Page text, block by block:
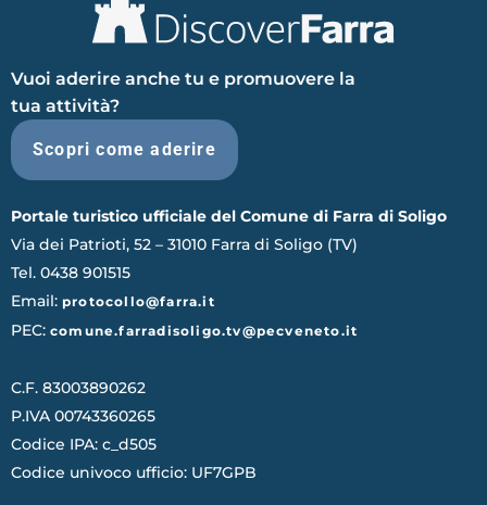
Vuoi aderire anche tu e promuovere la
tua attività?
Scopri come aderire
Portale turistico ufficiale del Comune di Farra di Soligo
Via dei Patrioti, 52 – 31010 Farra di Soligo (TV)
Tel. 0438 901515
Email: protocollo@farra.it
PEC: comune.farradisoligo.tv@pecveneto.it
C.F. 83003890262
P.IVA 00743360265
Codice IPA: c_d505
Codice univoco ufficio: UF7GPB